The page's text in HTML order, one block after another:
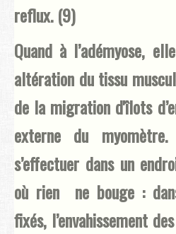
reflux. (9)
Quand à l’adémyose,
altération du tissu
de la migration d'îlots
externe du
s’effectuer dans un
où rien ne bouge :
fixés, l’envahissement